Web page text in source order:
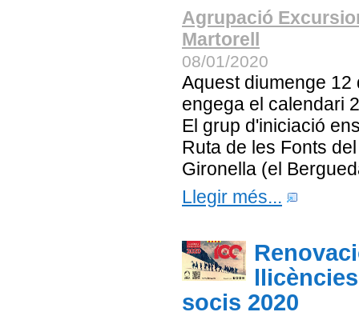
Agrupació
Martorell
08/01/2020
Aquest diumenge 12
engega el calendari
El grup d'iniciació
Ruta de les Fonts
Gironella (el
Llegir més...
socis 2020